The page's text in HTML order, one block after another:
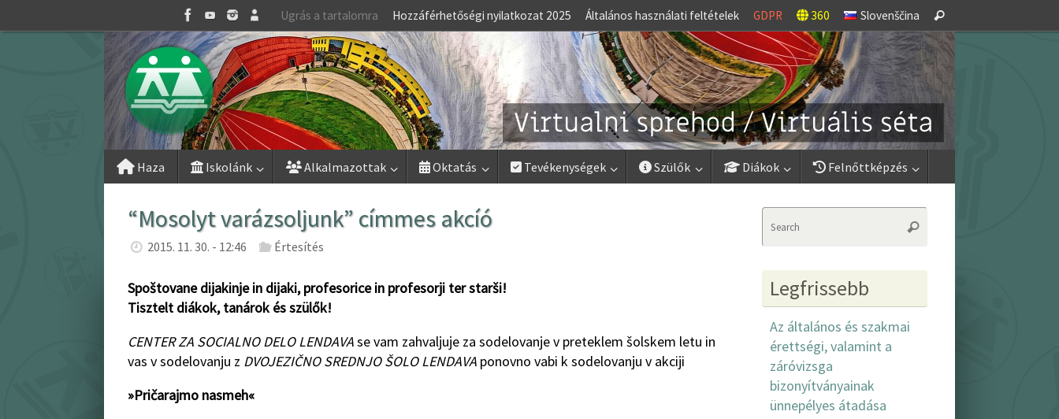
to
Ugrás a tartalomra Hozzáférhetőségi nyilatkozat 2025 Általános használati feltételek GDPR 360 Slovenščina
for:
Search
Skip
Haza Iskolánk Alkalmazottak Oktatás Tevékenységek Szülők Diákok Felnőttképzés
“Mosolyt varázsoljunk” címmes akcíó
2015. 11. 30. - 12:46 Értesítés
Spoštovane dijakinje in dijaki, profesorice in profesorji ter starši!
Tisztelt diákok, tanárok és szülők!
CENTER ZA SOCIALNO DELO LENDAVAse vam zahvaljuje za sodelovanje v preteklem šolskem letu in
vas v sodelovanju z DVOJEZIČNO SREDNJO ŠOLO LENDAVA ponovno vabi k sodelovanju v akciji
»Pričarajmo nasmeh«
Search
Legfrissebb
Az általános és szakmai
érettségi, valamint a
záróvizsga
bizonyítványainak
ünnepélyes átadása